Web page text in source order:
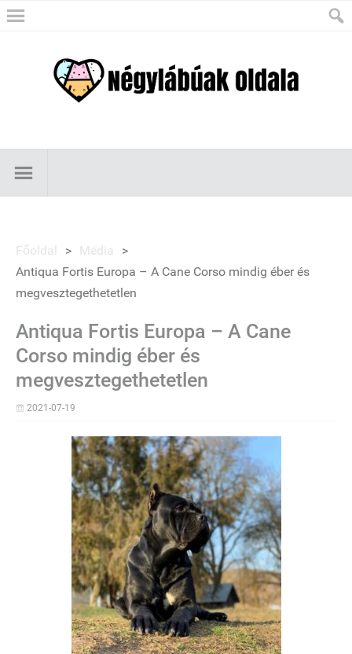
Főoldal > Média
>
Antiqua Fortis Europa – A Cane Corso mindig éber és
megvesztegethetetlen
Antiqua Fortis Europa – A Cane
Corso mindig éber és
megvesztegethetetlen
2021-07-19